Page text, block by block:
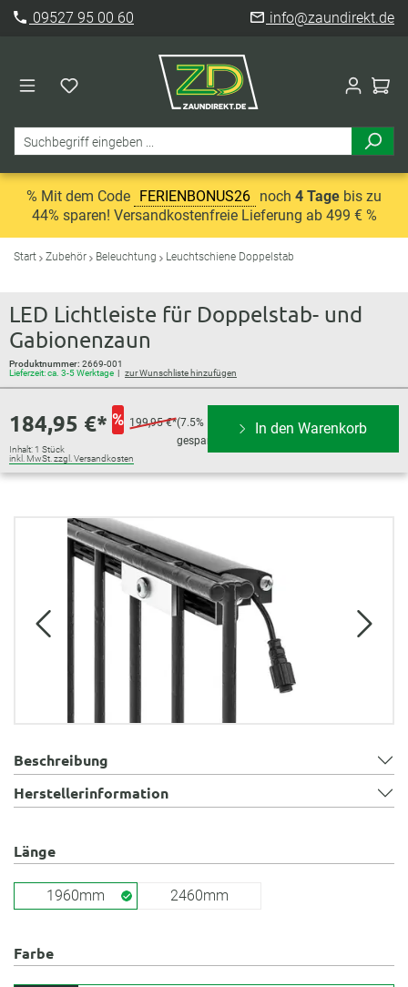
09527 95 00 60 info@zaundirekt.de
% Mit dem Code FERIENBONUS26 noch 4 Tage bis zu
44% sparen! Versandkostenfreie Lieferung ab 499 € %
Start Zubehör Beleuchtung Leuchtschiene Doppelstab
LED Lichtleiste für Doppelstab- und
Gabionenzaun
Produktnummer: 2669-001
Lieferzeit: ca. 3-5 Werktage
zur Wunschliste hinzufügen
184,95 €* % 199,95 €*(7.5%
gespart)
Inhalt: 1 Stück
inkl. MwSt. zzgl. Versandkosten
In den Warenkorb
Bildergalerie überspringen
Beschreibung
Herstellerinformation
Länge
1960mm 2460mm
Farbe